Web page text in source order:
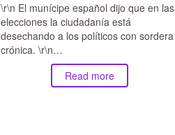
\r\n El munícipe español dijo que en las
elecciones la ciudadanía está
desechando a los políticos con sordera
crónica. \r\n…
Read more